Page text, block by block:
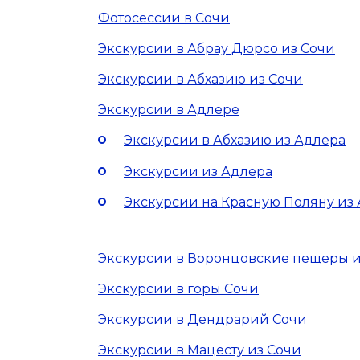
Фотосессии в Сочи
Экскурсии в Абрау Дюрсо из Сочи
Экскурсии в Абхазию из Сочи
Экскурсии в Адлере
Экскурсии в Абхазию из Адлера
Экскурсии из Адлера
Экскурсии на Красную Поляну из
Экскурсии в Воронцовские пещеры
Экскурсии в горы Сочи
Экскурсии в Дендрарий Сочи
Экскурсии в Мацесту из Сочи